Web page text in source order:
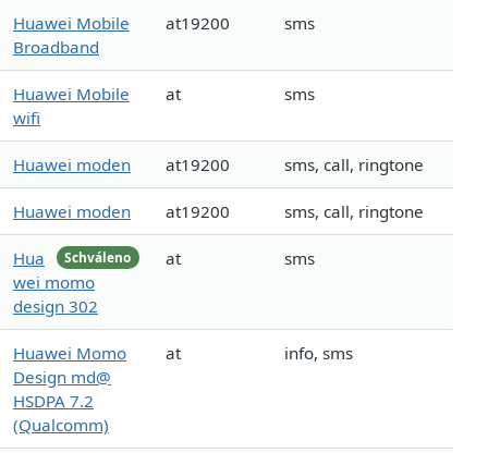
Huawei Mobile
Broadband
at19200 sms
Huawei Mobile
wifi
at sms
Huawei moden at19200 sms, call, ringtone
Huawei moden at19200 sms, call, ringtone
Schváleno
Hua
wei momo
design 302
at sms
Huawei Momo
Design md@
HSDPA 7.2
(Qualcomm)
at info, sms